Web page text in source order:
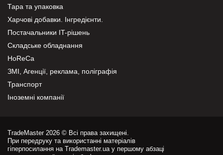
Тара та упаковка
Харчові добавки. Інгредієнти.
Постачальники IT-рішень
Складське обладнання
HoReCa
ЗМІ, Агенції, реклама, поліграфія
Транспорт
Іноземні компанії
TradeMaster 2026 © Всі права захищені.
При передруку та використанні матеріалів
гіперпосилання на Trademaster.ua у першому абзаці